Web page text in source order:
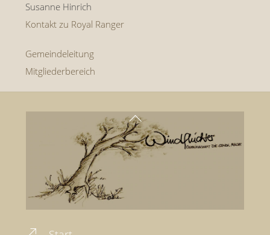
Susanne Hinrich
Kontakt zu Royal Ranger
Gemeindeleitung
Mitgliederbereich
Back
To
Top